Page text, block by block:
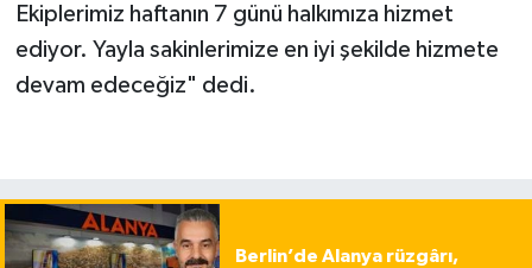
Ekiplerimiz haftanın 7 günü halkımıza hizmet
ediyor. Yayla sakinlerimize en iyi şekilde hizmete
devam edeceğiz" dedi.
Berlin’de Alanya rüzgârı,